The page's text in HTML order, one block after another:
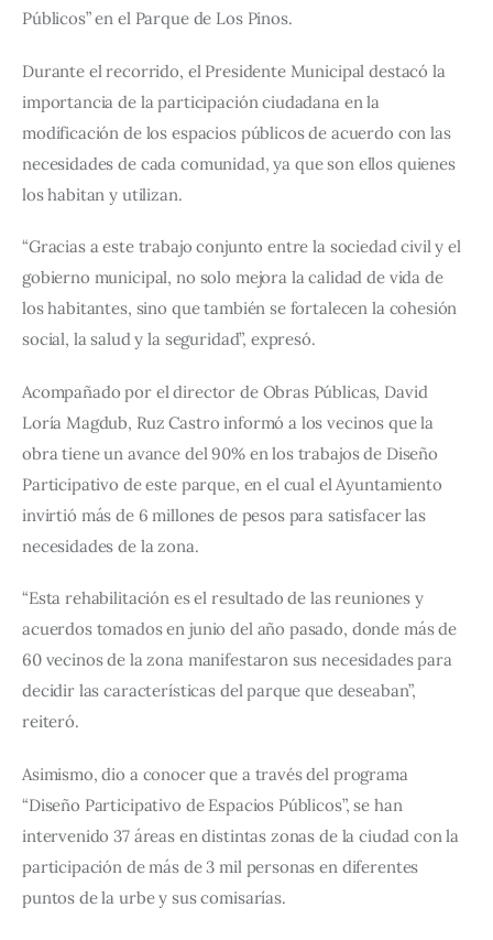
Públicos” en el Parque de Los Pinos.
Durante el recorrido, el Presidente Municipal destacó la
importancia de la participación ciudadana en la
modificación de los espacios públicos de acuerdo con las
necesidades de cada comunidad, ya que son ellos quienes
los habitan y utilizan.
“Gracias a este trabajo conjunto entre la sociedad civil y el
gobierno municipal, no solo mejora la calidad de vida de
los habitantes, sino que también se fortalecen la cohesión
social, la salud y la seguridad”, expresó.
Acompañado por el director de Obras Públicas, David
Loría Magdub, Ruz Castro informó a los vecinos que la
obra tiene un avance del 90% en los trabajos de Diseño
Participativo de este parque, en el cual el Ayuntamiento
invirtió más de 6 millones de pesos para satisfacer las
necesidades de la zona.
“Esta rehabilitación es el resultado de las reuniones y
acuerdos tomados en junio del año pasado, donde más de
60 vecinos de la zona manifestaron sus necesidades para
decidir las características del parque que deseaban”,
reiteró.
Asimismo, dio a conocer que a través del programa
“Diseño Participativo de Espacios Públicos”, se han
intervenido 37 áreas en distintas zonas de la ciudad con la
participación de más de 3 mil personas en diferentes
puntos de la urbe y sus comisarías.